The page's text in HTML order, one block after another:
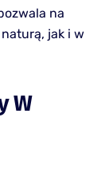
na
jak i w
W